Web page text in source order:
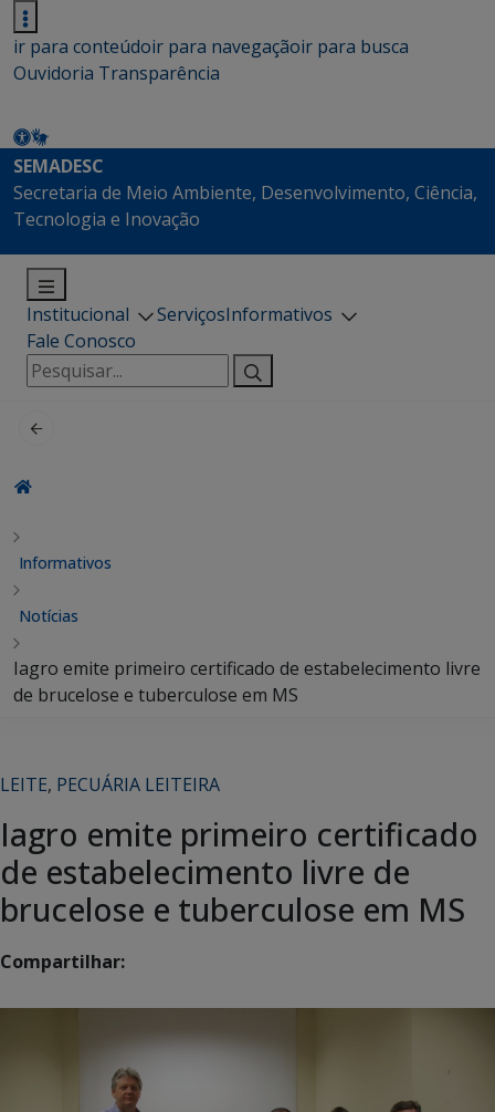
ir para conteúdoir para navegaçãoir para busca
Ouvidoria Transparência
SEMADESC
Secretaria de Meio Ambiente, Desenvolvimento, Ciência,
Tecnologia e Inovação
Institucional ServiçosInformativos
Fale Conosco
Pesquisar
por:
Informativos
Notícias
Iagro emite primeiro certificado de estabelecimento livre
de brucelose e tuberculose em MS
LEITE, PECUÁRIA LEITEIRA
Iagro emite primeiro certificado
de estabelecimento livre de
brucelose e tuberculose em MS
Compartilhar: